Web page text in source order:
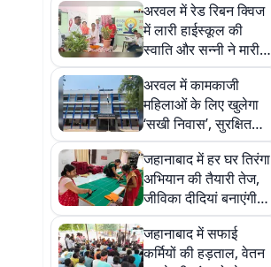
अरवल में रेड रिबन क्विज
में लारी हाईस्कूल की
स्वाति और सन्नी ने मारी
बाजी, 100 छात्रों ने लिया
हिस्सा
अरवल में कामकाजी
महिलाओं के लिए खुलेगा
‘सखी निवास’, सुरक्षित
आवास के साथ मिलेंगी ये
सुविधाएं
जहानाबाद में हर घर तिरंगा
अभियान की तैयारी तेज,
जीविका दीदियां बनाएंगी
26 हजार से ज्यादा तिरंगे
जहानाबाद में सफाई
कर्मियों की हड़ताल, वेतन